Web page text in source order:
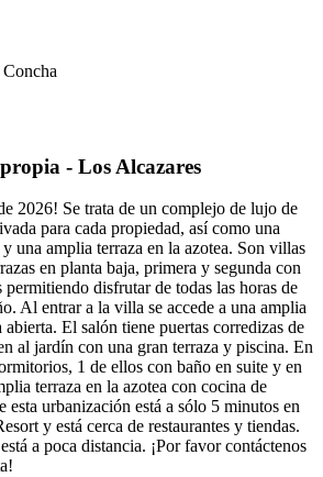
- Los Alcazares
2026! Se trata de un complejo de lujo de
para cada propiedad, así como una
una amplia terraza en la azotea. Son villas
en planta baja, primera y segunda con
disfrutar de todas las horas de
Al entrar a la villa se accede a una amplia
abierta. El salón tiene puertas corredizas de
al jardín con una gran terraza y piscina. En
1 de ellos con baño en suite y en
terraza en la azotea con cocina de
esta urbanización está a sólo 5 minutos en
y está cerca de restaurantes y tiendas.
a poca distancia. ¡Por favor contáctenos